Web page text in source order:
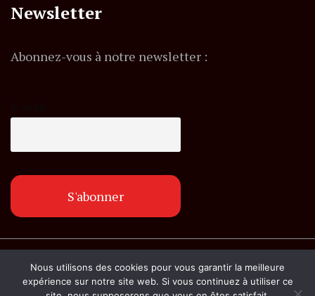
Newsletter
Abonnez-vous à notre newsletter :
© Copyright lemagazineinfo.fr. Tous droits
réservés.
Nous utilisons des cookies pour vous garantir la meilleure
expérience sur notre site web. Si vous continuez à utiliser ce